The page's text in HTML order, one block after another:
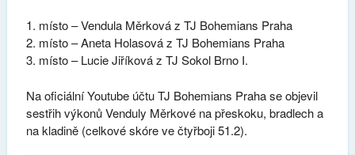
1. místo – Vendula Měrková z TJ Bohemians Praha
2. místo – Aneta Holasová z TJ Bohemians Praha
3. místo – Lucie Jiříková z TJ Sokol Brno I.
Na oficiální Youtube účtu TJ Bohemians Praha se objevil
sestřih výkonů Venduly Měrkové na přeskoku, bradlech a
na kladině (celkové skóre ve čtyřboji 51.2).